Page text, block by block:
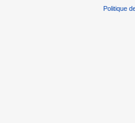
Politique